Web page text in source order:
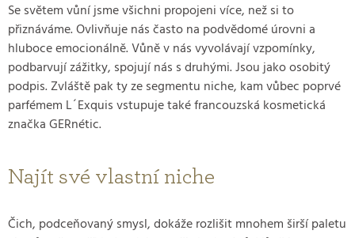
Se světem vůní jsme všichni propojeni více, než si to
přiznáváme. Ovlivňuje nás často na podvědomé úrovni a
hluboce emocionálně. Vůně v nás vyvolávají vzpomínky,
podbarvují zážitky, spojují nás s druhými. Jsou jako osobitý
podpis. Zvláště pak ty ze segmentu niche, kam vůbec poprvé
parfémem L´Exquis vstupuje také francouzská kosmetická
značka GERnétic.
Najít své vlastní niche
Čich, podceňovaný smysl, dokáže rozlišit mnohem širší paletu